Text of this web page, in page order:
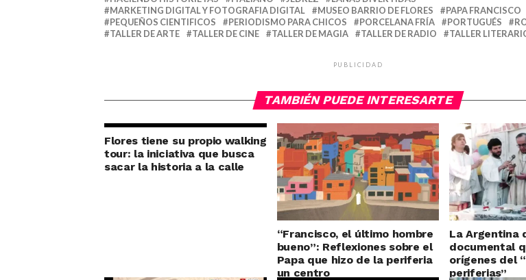
MARKETING DIGITAL Y FOTOGRAFIA DIGITAL
MUSEO BARRIO DE FLORES
PAPA FRANCISCO
PEQUEÑOS CIENTIFICOS
PERIODISMO PARA CHICOS PORCELANA FRÍA PORTUGUÉS
TALLER DE ARTE
TALLER DE CINE TALLER DE MAGIA TALLER DE RADIO TALLER
PUBLICIDAD
TAMBIÉN PUEDE INTERESARTE
Flores tiene su propio walking
tour: la iniciativa que busca
sacar la historia a la calle
“Francisco, el último hombre
bueno”: Reflexiones sobre el
Papa que hizo de la periferia
un centro
La Argentina
documental
orígenes del
periferias”